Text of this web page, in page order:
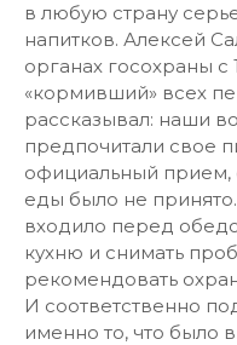
в любую страну
напитков. Алексей
органах госохраны с
«кормивший» всех
рассказывал: наши
предпочитали свое
официальный прием,
еды было не
входило перед
кухню и снимать
рекомендовать
И соответственно
именно то, что было